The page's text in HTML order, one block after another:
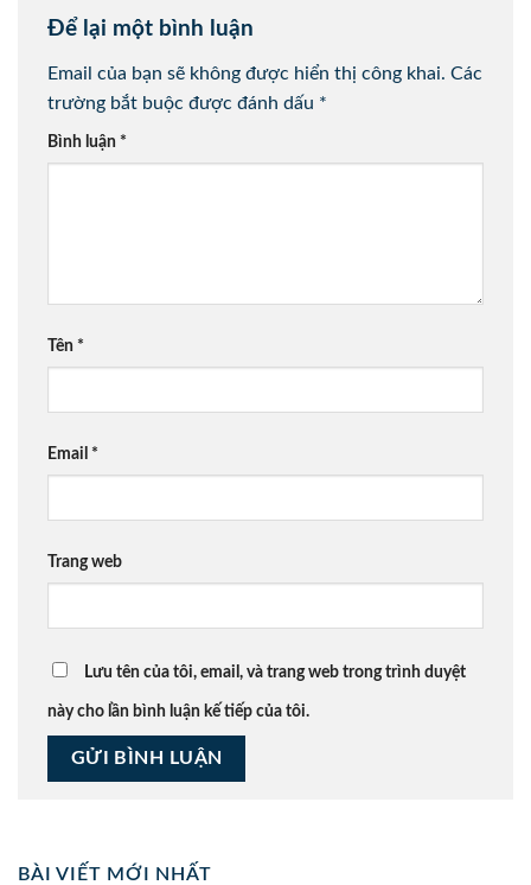
Để lại một bình luận
Email của bạn sẽ không được hiển thị công khai. Các
trường bắt buộc được đánh dấu *
Bình luận *
Tên *
Email *
Trang web
Lưu tên của tôi, email, và trang web trong trình duyệt
này cho lần bình luận kế tiếp của tôi.
BÀI VIẾT MỚI NHẤT